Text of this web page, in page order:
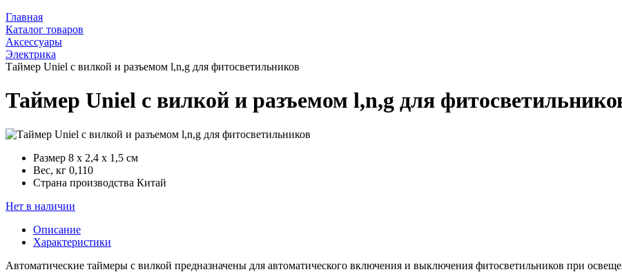
Главная
Каталог товаров
Аксессуары
Электрика
Таймер Uniel с вилкой и разъемом l,n,g для фитосветильников
Таймер Uniel с вилкой и разъемом l,n,g для
Размер 8 х 2,4 х 1,5 см
Вес, кг 0,110
Страна производства Китай
Нет в наличии
Описание
Характеристики
Автоматические таймеры с вилкой предназначены для автоматического включения и выключения фитосветильников при